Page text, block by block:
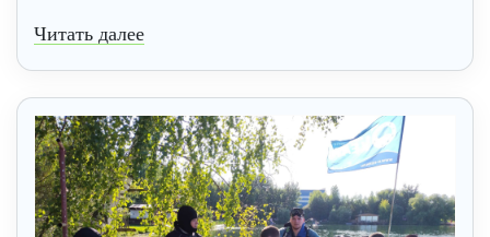
Читать далее